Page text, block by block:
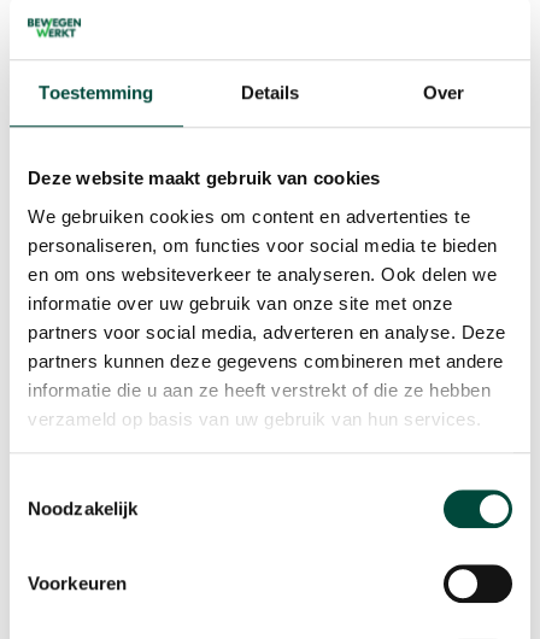
Toestemming Details Over
Deze website maakt gebruik van cookies
We gebruiken cookies om content en advertenties te
personaliseren, om functies voor social media te bieden
en om ons websiteverkeer te analyseren. Ook delen we
informatie over uw gebruik van onze site met onze
partners voor social media, adverteren en analyse. Deze
partners kunnen deze gegevens combineren met andere
informatie die u aan ze heeft verstrekt of die ze hebben
verzameld op basis van uw gebruik van hun services.
Noodzakelijk
Voorkeuren
Download hier de communicatiematerialen:
A3 Poster Stoptober 2023 Algemeen
A3 Poster Stoptober 2023